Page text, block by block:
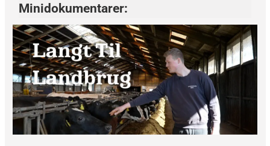
Minidokumentarer: